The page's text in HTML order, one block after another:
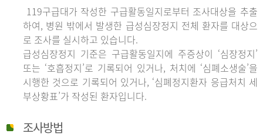
119구급대가 작성한 구급활동일지로부터 조사대상을 추출
하여, 병원 밖에서 발생한 급성심장정지 전체 환자를 대상으
로 조사를 실시하고 있습니다.
급성심장정지 기준은 구급활동일지에 주증상이 ‘심장정지’
또는 ‘호흡정지’로 기록되어 있거나, 처치에 ‘심폐소생술’을
시행한 것으로 기록되어 있거나, ‘심폐정지환자 응급처치 세
부상황표’가 작성된 환자입니다.
조사방법